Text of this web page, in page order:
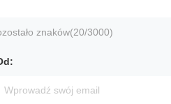
znaków(20/3000)